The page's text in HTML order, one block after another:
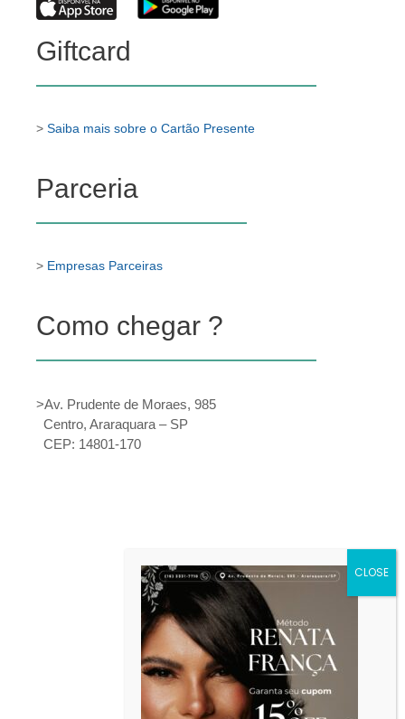
Giftcard
> Saiba mais sobre o Cartão Presente
Parceria
> Empresas Parceiras
Como chegar ?
>Av. Prudente de Moraes, 985
Centro, Araraquara – SP
CEP: 14801-170